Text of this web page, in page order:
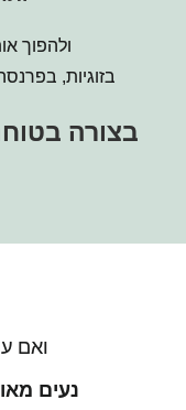
ולהפוך
בזוגיות,
בצורה
ואם
נעים